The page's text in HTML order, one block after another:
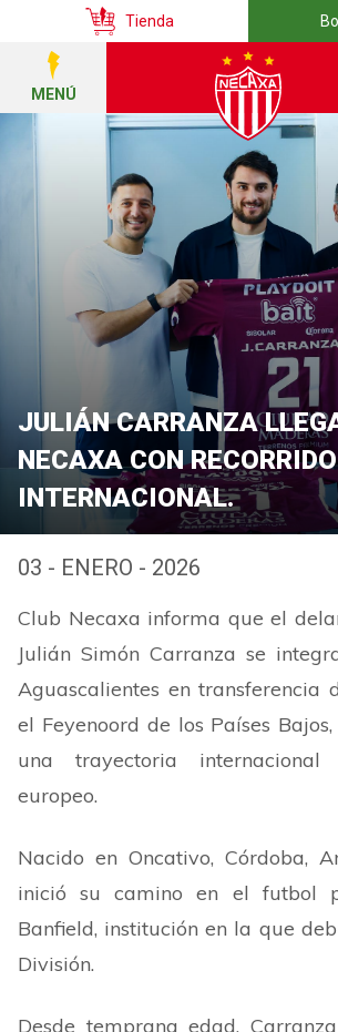
Tienda
MENÚ
JULIÁN CARRANZA
NECAXA CON RECORRIDO
INTERNACIONAL.
03 - ENERO - 2026
Club Necaxa informa que el
Julián Simón Carranza se
Aguascalientes en transferencia
el Feyenoord de los Países
una trayectoria
europeo.
Nacido en Oncativo, Córdoba,
inició su camino en el futbol
Banfield, institución en la que
División.
Desde temprana edad,